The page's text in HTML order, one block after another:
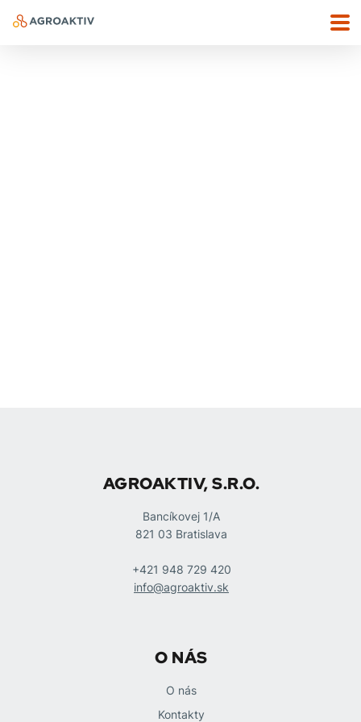
AGROAKTIV, S.R.O.
Bancíkovej 1/A
821 03 Bratislava
+421 948 729 420
info@agroaktiv.sk
O NÁS
O nás
Kontakty